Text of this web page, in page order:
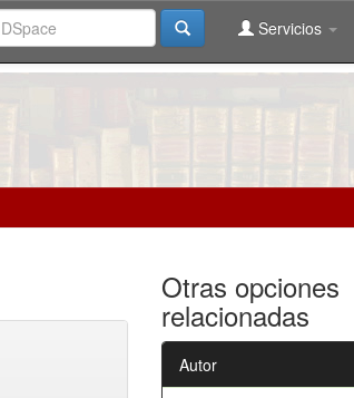
Servicios
Otras opciones
relacionadas
Autor